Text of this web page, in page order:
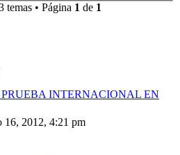
temas • Página 1 de 1
INTERNACIONAL EN
16, 2012, 4:21 pm